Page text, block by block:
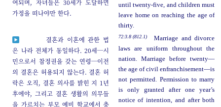
여되며, 자녀들은 30세가 도달하면
가정을 떠나야만 한다.
until twenty-five, and children must
leave home on reaching the age of
thirty.
결혼과 이혼에 관한 법
은 나라 전체가 동일하다. 20세─시
민으로서 참정권을 갖는 연령─이전
의 결혼은 허용되지 않는다. 결혼 허
락은 오직, 결혼 의사를 밝힌 지 1년
후에야, 그리고 결혼 생활의 의무들
을 가르치는 부모 예비 학교에서 충
72:3.8 (812.1)
Marriage and divorce
laws are uniform throughout the
nation. Marriage before twenty—
the age of civil enfranchisement—is
not permitted. Permission to marry
is only granted after one year’s
notice of intention, and after both